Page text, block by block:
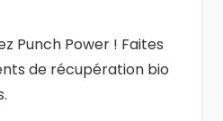
Punch Power ! Faites
de récupération bio